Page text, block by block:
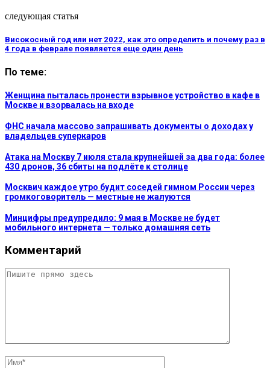
следующая статья
Високосный год или нет 2022, как это определить и почему раз в
4 года в феврале появляется еще один день
По теме:
Женщина пыталась пронести взрывное устройство в кафе в
Москве и взорвалась на входе
ФНС начала массово запрашивать документы о доходах у
владельцев суперкаров
Атака на Москву 7 июля стала крупнейшей за два года: более
430 дронов, 36 сбиты на подлёте к столице
Москвич каждое утро будит соседей гимном России через
громкоговоритель — местные не жалуются
Минцифры предупредило: 9 мая в Москве не будет
мобильного интернета — только домашняя сеть
Комментарий